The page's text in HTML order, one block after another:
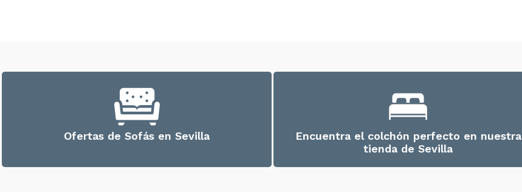
Ofertas de Sofás en Sevilla
Encuentra el colchón perfecto en nuestra
tienda de Sevilla